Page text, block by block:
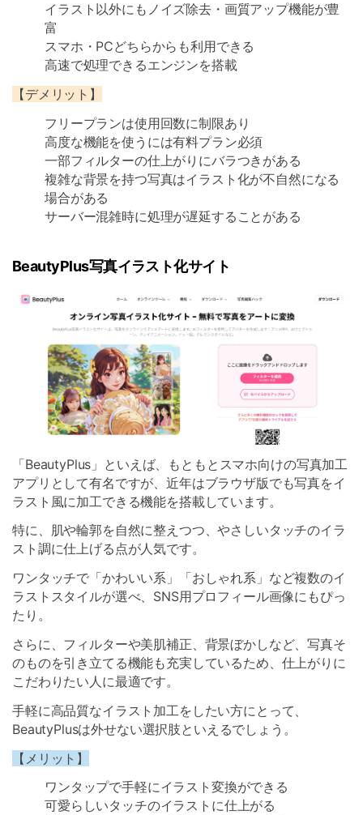
イラスト以外にもノイズ除去・画質アップ機能が豊
富
スマホ・PCどちらからも利用できる
高速で処理できるエンジンを搭載
【デメリット】
フリープランは使用回数に制限あり
高度な機能を使うには有料プラン必須
一部フィルターの仕上がりにバラつきがある
複雑な背景を持つ写真はイラスト化が不自然になる
場合がある
サーバー混雑時に処理が遅延することがある
BeautyPlus写真イラスト化サイト
「BeautyPlus」といえば、もともとスマホ向けの写真加工
アプリとして有名ですが、近年はブラウザ版でも写真をイ
ラスト風に加工できる機能を搭載しています。
特に、肌や輪郭を自然に整えつつ、やさしいタッチのイラ
スト調に仕上げる点が人気です。
ワンタッチで「かわいい系」「おしゃれ系」など複数のイ
ラストスタイルが選べ、SNS用プロフィール画像にもぴっ
たり。
さらに、フィルターや美肌補正、背景ぼかしなど、写真そ
のものを引き立てる機能も充実しているため、仕上がりに
こだわりたい人に最適です。
手軽に高品質なイラスト加工をしたい方にとって、
BeautyPlusは外せない選択肢といえるでしょう。
【メリット】
ワンタップで手軽にイラスト変換ができる
可愛らしいタッチのイラストに仕上がる